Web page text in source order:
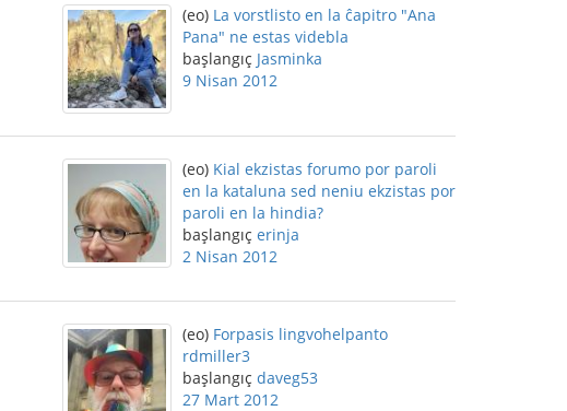
(eo) La vorstlisto en la ĉapitro "Ana
Pana" ne estas videbla
başlangıç Jasminka
9 Nisan 2012
(eo) Kial ekzistas forumo por paroli
en la kataluna sed neniu ekzistas por
paroli en la hindia?
başlangıç erinja
2 Nisan 2012
(eo) Forpasis lingvohelpanto
rdmiller3
başlangıç daveg53
27 Mart 2012